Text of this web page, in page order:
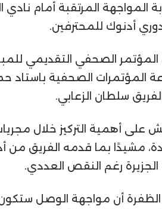
المواجهة المرتقبة أمام
أدنوك للمحترفين.
الصحفي التقديمي
المؤتمرات الصحفية باستاد
سلطان الزعابي.
على أهمية التركيز خلال مجريات
مشيدًا بما قدمه الفريق من
الجزيرة رغم النقص العددي.
أن مواجهة الوصل